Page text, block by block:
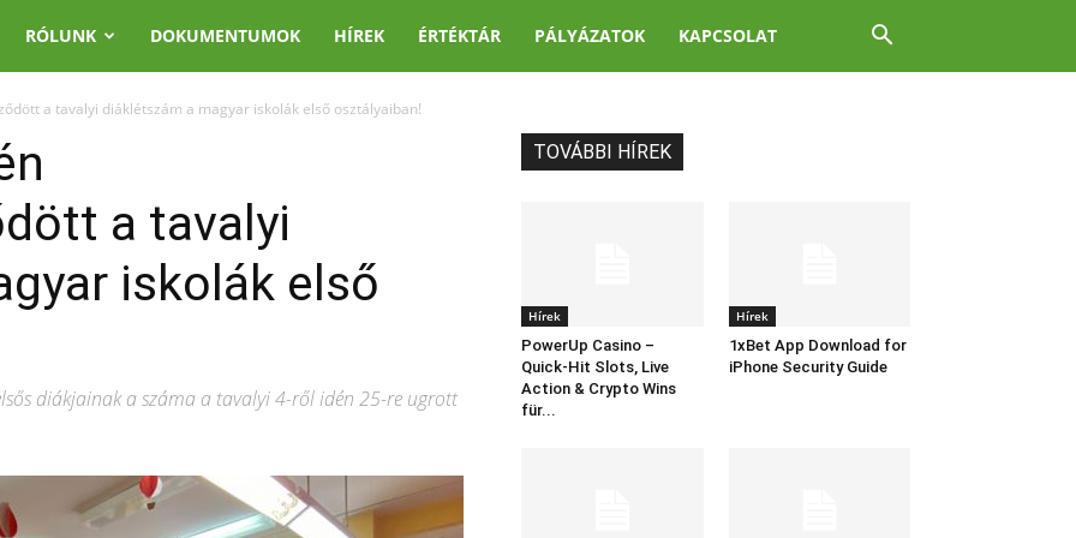
RÓLUNK DOKUMENTUMOK HÍREK ÉRTÉKTÁR PÁLYÁZATOK KAPCSOLAT
a tavalyi diáklétszám a magyar iskolák első osztályaiban!
a tavalyi
iskolák első
diákjainak a száma a tavalyi 4-ről idén 25-re ugrott
TOVÁBBI HÍREK
Hírek
PowerUp Casino –
Quick‑Hit Slots, Live
Action & Crypto Wins
für...
Hírek
1xBet App Download for
iPhone Security Guide